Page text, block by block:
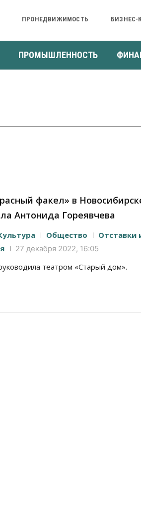
ПРОНЕДВИЖИМОСТЬ БИЗНЕС-
ПРОМЫШЛЕННОСТЬ
факел» в
Антонида Гореявчева
Общество
Отставки
27 декабря 2022, 16:05
театром «Старый дом».